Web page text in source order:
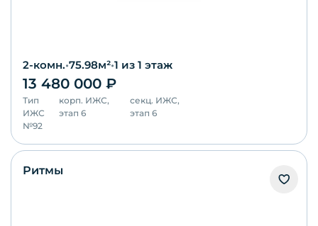
2-комн.•75.98м²•1 из 1 этаж
13 480 000 ₽
Тип
ИЖС
корп. ИЖС,
этап 6
секц. ИЖС,
этап 6
№92
Ритмы